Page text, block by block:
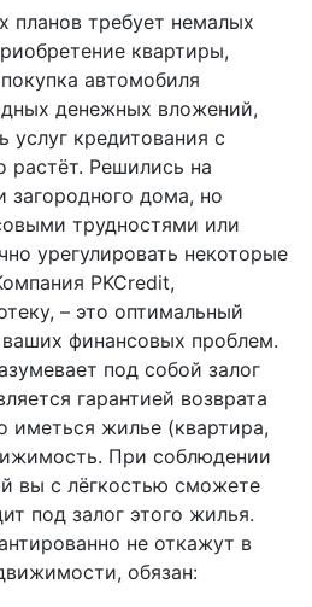
планов требует немалых
квартиры,
автомобиля
денежных вложений,
услуг кредитования с
Решились на
загородного дома, но
трудностями или
урегулировать некоторые
PKCredit,
– это оптимальный
финансовых проблем.
под собой залог
гарантией возврата
иметься жилье (квартира,
При соблюдении
вы с лёгкостью сможете
под залог этого жилья.
не откажут в
обязан: